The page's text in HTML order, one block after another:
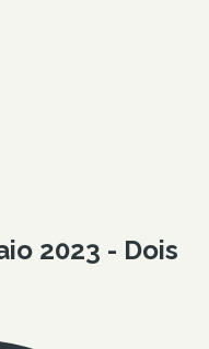
2023 - Dois